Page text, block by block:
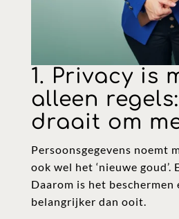
1. Privacy is
alleen
draait om
Persoonsgegevens noemt
ook wel het ‘nieuwe goud’.
Daarom is het beschermen
belangrijker dan ooit.